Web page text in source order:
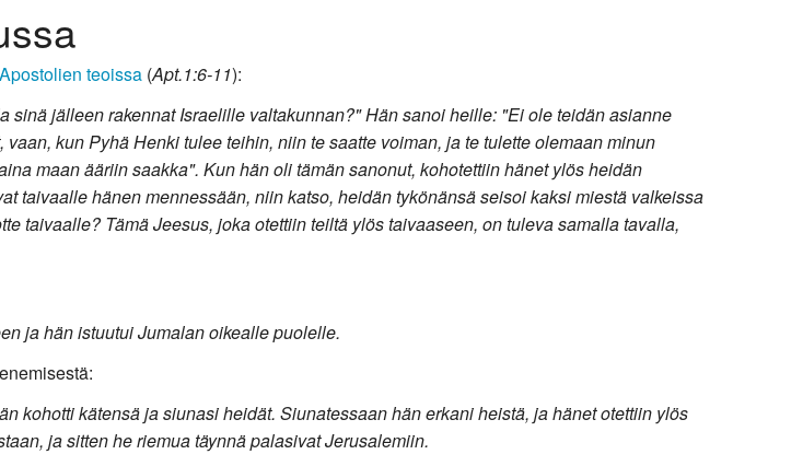
Apostolien teoissa (Apt.1:6-11):
jälleen rakennat Israelille valtakunnan?" Hän sanoi heille: "Ei ole teidän asianne
kun Pyhä Henki tulee teihin, niin te saatte voiman, ja te tulette olemaan minun
maan ääriin saakka". Kun hän oli tämän sanonut, kohotettiin hänet ylös heidän
taivaalle hänen mennessään, niin katso, heidän tykönänsä seisoi kaksi miestä valkeissa
taivaalle? Tämä Jeesus, joka otettiin teiltä ylös taivaaseen, on tuleva samalla tavalla,
ja hän istuutui Jumalan oikealle puolelle.
kohotti kätensä ja siunasi heidät. Siunatessaan hän erkani heistä, ja hänet otettiin ylös
ja sitten he riemua täynnä palasivat Jerusalemiin.